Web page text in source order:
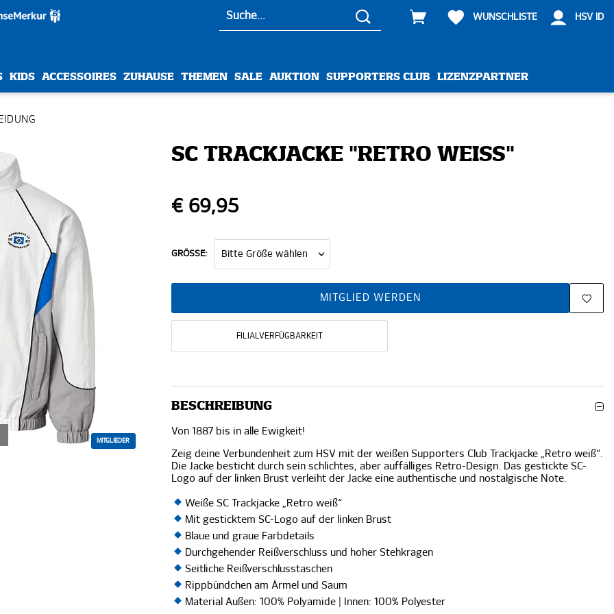
WUNSCHLISTE HSV ID
KIDS ACCESSOIRES ZUHAUSE THEMEN SALE AUKTION SUPPORTERS CLUB LIZENZPARTNER
MITGLIEDER
SC TRACKJACKE "RETRO WEISS"
€ 69,95
GRÖSSE:
MITGLIED WERDEN
FILIALVERFÜGBARKEIT
BESCHREIBUNG
Von 1887 bis in alle Ewigkeit!
Zeig deine Verbundenheit zum HSV mit der weißen Supporters Club Trackjacke „Retro weiß“.
Die Jacke besticht durch sein schlichtes, aber auffälliges Retro-Design. Das gestickte SC-
Logo auf der linken Brust verleiht der Jacke eine authentische und nostalgische Note.
Weiße SC Trackjacke „Retro weiß“
Mit gesticktem SC-Logo auf der linken Brust
Blaue und graue Farbdetails
Durchgehender Reißverschluss und hoher Stehkragen
Seitliche Reißverschlusstaschen
Rippbündchen am Ärmel und Saum
Material Außen: 100% Polyamide | Innen: 100% Polyester